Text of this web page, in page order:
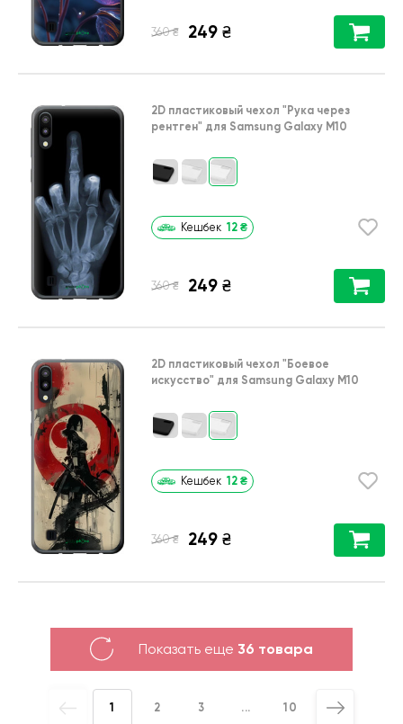
360 ₴ 249 ₴
2D пластиковый чехол "Рука через
рентген" для Samsung Galaxy M10
Кешбек 12 ₴
360 ₴ 249 ₴
2D пластиковый чехол "Боевое
искусство" для Samsung Galaxy M10
Кешбек 12 ₴
360 ₴ 249 ₴
Показать еще 36 товара
1 2 3 ... 10